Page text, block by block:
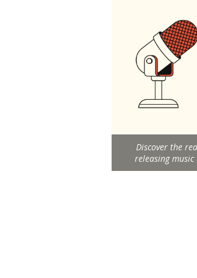
Discover the
releasing